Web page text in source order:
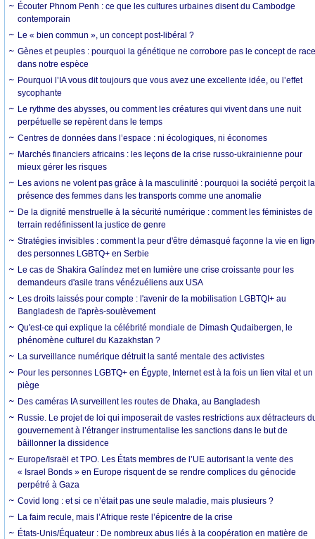
Écouter Phnom Penh : ce que les cultures urbaines disent du Cambodge
contemporain
Le « bien commun », un concept post-libéral ?
Gènes et peuples : pourquoi la génétique ne corrobore pas le concept de
dans notre espèce
Pourquoi l’IA vous dit toujours que vous avez une excellente idée, ou l’effet
sycophante
Le rythme des abysses, ou comment les créatures qui vivent dans une nuit
perpétuelle se repèrent dans le temps
Centres de données dans l’espace : ni écologiques, ni économes
Marchés financiers africains : les leçons de la crise russo-ukrainienne pour
mieux gérer les risques
Les avions ne volent pas grâce à la masculinité : pourquoi la société perçoit la
présence des femmes dans les transports comme une anomalie
De la dignité menstruelle à la sécurité numérique : comment les féministes de
terrain redéfinissent la justice de genre
Stratégies invisibles : comment la peur d'être démasqué façonne la vie en
des personnes LGBTQ+ en Serbie
Le cas de Shakira Galíndez met en lumière une crise croissante pour les
demandeurs d'asile trans vénézuéliens aux USA
Les droits laissés pour compte : l'avenir de la mobilisation LGBTQI+ au
Bangladesh de l'après-soulèvement
Qu'est-ce qui explique la célébrité mondiale de Dimash Qudaibergen, le
phénomène culturel du Kazakhstan ?
La surveillance numérique détruit la santé mentale des activistes
Pour les personnes LGBTQ+ en Égypte, Internet est à la fois un lien vital et un
piège
Des caméras IA surveillent les routes de Dhaka, au Bangladesh
Russie. Le projet de loi qui imposerait de vastes restrictions aux détracteurs
gouvernement à l’étranger instrumentalise les sanctions dans le but de
bâillonner la dissidence
Europe/Israël et TPO. Les États membres de l’UE autorisant la vente des
« Israel Bonds » en Europe risquent de se rendre complices du génocide
perpétré à Gaza
Covid long : et si ce n’était pas une seule maladie, mais plusieurs ?
La faim recule, mais l’Afrique reste l’épicentre de la crise
États-Unis/Équateur : De nombreux abus liés à la coopération en matière de